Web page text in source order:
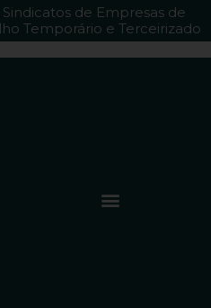
de Empresas de
Temporário e Terceirizado